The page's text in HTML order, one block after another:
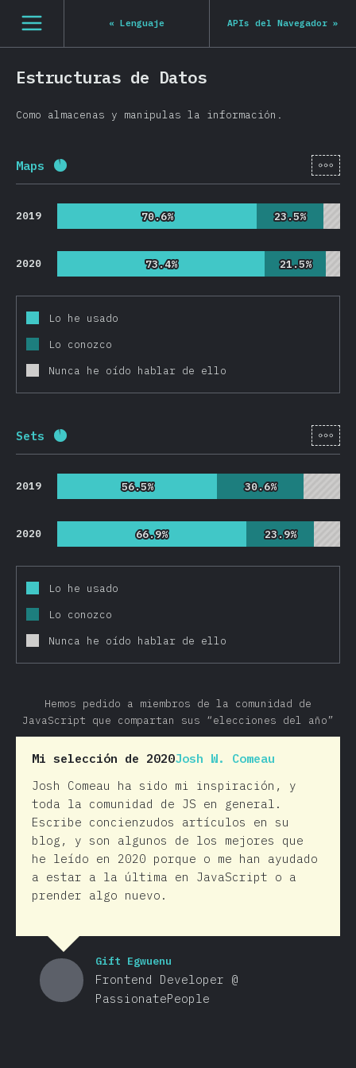
[es-ES] general.open_nav
« Lenguaje APIs del Navegador »
Estructuras de Datos
Como almacenas y manipulas la información.
Maps Porcentaje completado: [es-
2019 70.6%
70.6% 23.5%
23.5%
2020 73.4%
73.4% 21.5%
21.5%
Lo he usado
Lo conozco
Nunca he oído hablar de ello
Sets Porcentaje completado: [es-
2019 56.5%
56.5% 30.6%
30.6%
2020 66.9%
66.9% 23.9%
23.9%
Lo he usado
Lo conozco
Nunca he oído hablar de ello
Hemos pedido a miembros de la comunidad de
JavaScript que compartan sus “elecciones del año”
Mi selección de 2020Josh W. Comeau
Josh Comeau ha sido mi inspiración, y
toda la comunidad de JS en general.
Escribe concienzudos artículos en su
blog, y son algunos de los mejores que
he leído en 2020 porque o me han ayudado
a estar a la última en JavaScript o a
prender algo nuevo.
Gift Egwuenu
Frontend Developer @
PassionatePeople